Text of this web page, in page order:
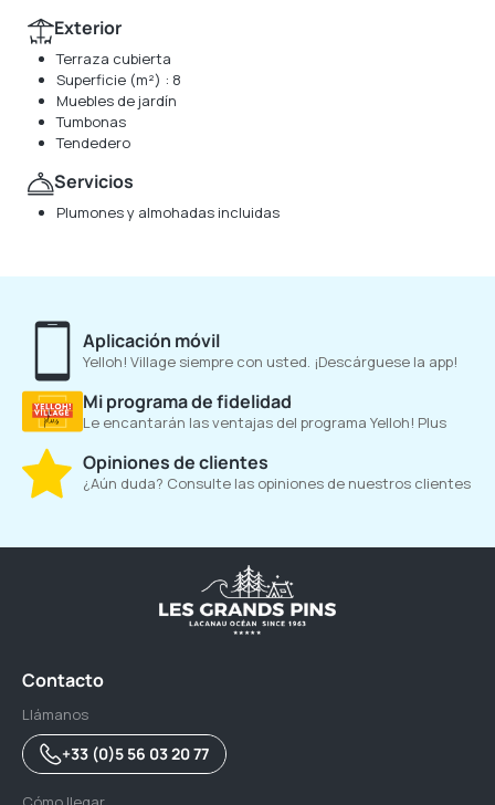
Exterior
Terraza cubierta
Superficie (m²) : 8
Muebles de jardín
Tumbonas
Tendedero
Servicios
Plumones y almohadas incluidas
Aplicación móvil
Yelloh! Village siempre con usted. ¡Descárguese la app!
Mi programa de fidelidad
Le encantarán las ventajas del programa Yelloh! Plus
Opiniones de clientes
¿Aún duda? Consulte las opiniones de nuestros clientes
Contacto
Llámanos
+33 (0)5 56 03 20 77